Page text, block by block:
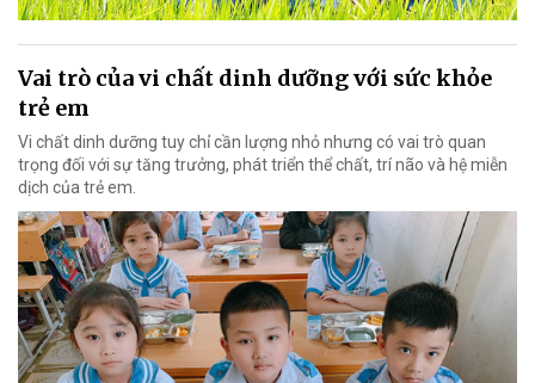
Vai trò của vi chất dinh dưỡng với sức khỏe
trẻ em
Vi chất dinh dưỡng tuy chỉ cần lượng nhỏ nhưng có vai trò quan
trọng đối với sự tăng trưởng, phát triển thể chất, trí não và hệ miễn
dịch của trẻ em.